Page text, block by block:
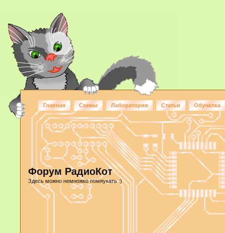
Главная Схемы Лаборатория Статьи Обучалка
Форум РадиоКот
Здесь можно немножко помяукать :)